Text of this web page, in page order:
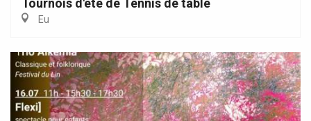
Eu